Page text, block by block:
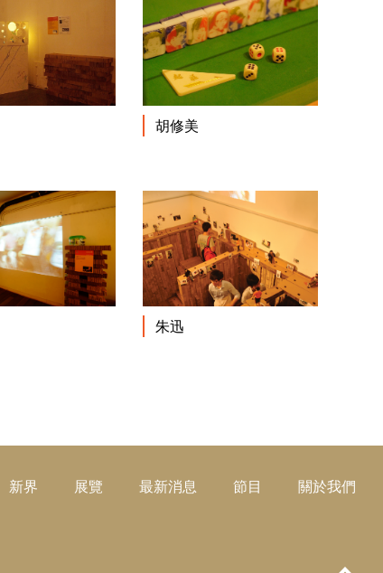
胡修美
朱迅
新界 展覽 最新消息 節目 關於我們